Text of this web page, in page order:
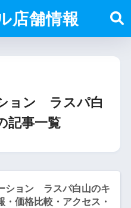
店舗情報
ョン ラスパ白
記事一覧
ション ラスパ白山のキ
・価格比較・アクセス・